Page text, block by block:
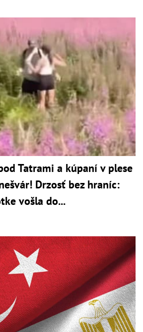
Tatrami a kúpaní v plese
Drzosť bez hraníc:
vošla do...